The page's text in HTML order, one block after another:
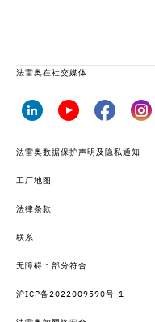
法雷奥在社交媒体
法雷奥数据保护声明及隐私通知
工厂地图
法律条款
联系
无障碍：部分符合
沪ICP备2022009590号-1